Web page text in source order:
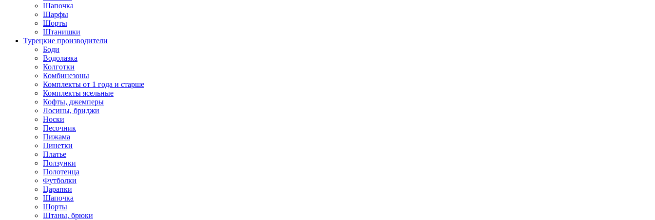
Шапочка
Шарфы
Шорты
Штанишки
Турецкие производители
Боди
Водолазка
Колготки
Комбинезоны
Комплекты от 1 года и старше
Комплекты ясельные
Кофты, джемперы
Лосины, бриджи
Носки
Песочник
Пижама
Пинетки
Платье
Ползунки
Полотенца
Футболки
Царапки
Шапочка
Шорты
Штаны, брюки